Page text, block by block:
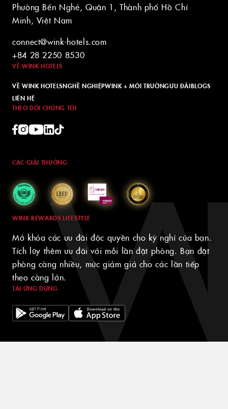
Phường Bến Nghé, Quận 1, Thành phố Hồ Chí
Minh, Việt Nam
connect@wink-hotels.com
+84 28 2250 8530
VỀ WINK HOTELS
VỀ WINK HOTELSNGHỀ NGHIỆPWINK + MÔI TRƯỜNGƯU ĐÃIBLOGS
LIÊN HỆ
THEO DÕI CHÚNG TÔI
CÁC GIẢI THƯỞNG
WINK REWARDS LIFESTYLE
Mở khóa các ưu đãi độc quyền cho kỳ nghỉ của bạn.
Tích lũy thêm ưu đãi với mỗi lần đặt phòng. Bạn đặt
phòng càng nhiều, mức giảm giá cho các lần tiếp
theo càng lớn.
TẢI ỨNG DỤNG